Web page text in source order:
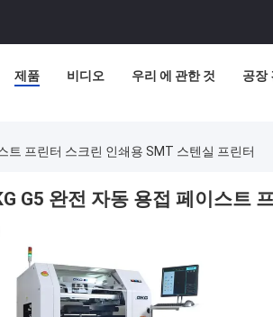
제품 비디오 우리 에 관한 것 공장
트 프린터 스크린 인쇄용 SMT 스텐실 프린터
G5 완전 자동 용접 페이스트